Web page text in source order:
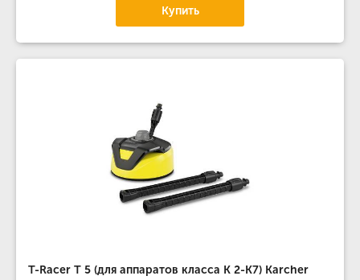
Купить
T-Racer T 5 (для аппаратов класса K 2-K7) Karcher